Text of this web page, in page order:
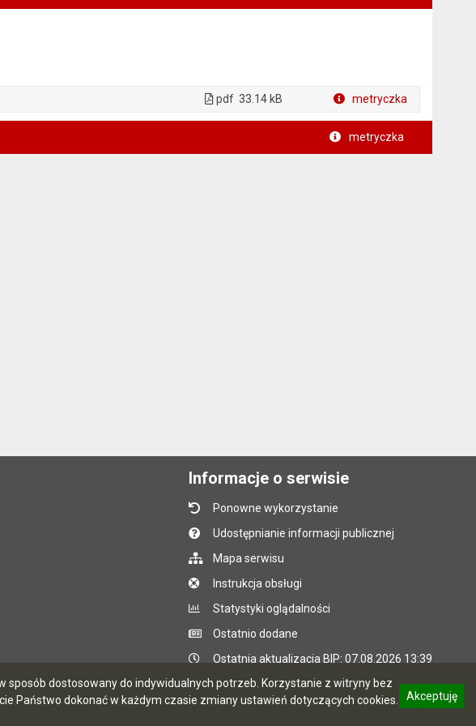
dostosowany do indywidualnych potrzeb. Korzystanie z witryny bez
Państwo dokonać w każdym czasie zmiany ustawień dotyczących cookies.
Akceptuję
pdf 33.14 kB metryczka
metryczka
Informacje o serwisie
Ponowne wykorzystanie
Udostępnianie informacji publicznej
Mapa serwisu
Instrukcja obsługi
Statystyki oglądalności
Ostatnio dodane
Ostatnia aktualizacja BIP: 07.08.2026 13:39
CMS i hosting: Logonet Sp. z o.o. w Bydgoszczy